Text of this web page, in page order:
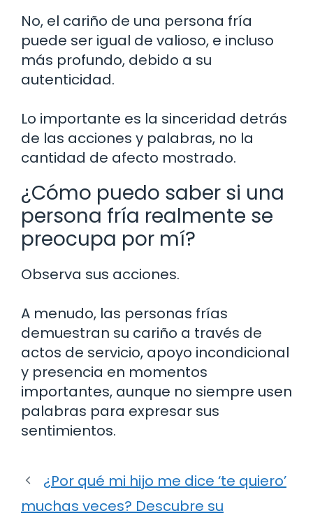
No, el cariño de una persona fría
puede ser igual de valioso, e incluso
más profundo, debido a su
autenticidad.
Lo importante es la sinceridad detrás
de las acciones y palabras, no la
cantidad de afecto mostrado.
¿Cómo puedo saber si una
persona fría realmente se
preocupa por mí?
Observa sus acciones.
A menudo, las personas frías
demuestran su cariño a través de
actos de servicio, apoyo incondicional
y presencia en momentos
importantes, aunque no siempre usen
palabras para expresar sus
sentimientos.
¿Por qué mi hijo me dice ‘te quiero’
muchas veces? Descubre su